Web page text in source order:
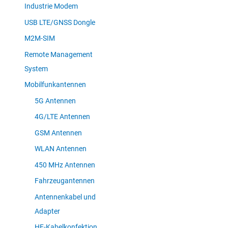
Industrie Modem
USB LTE/GNSS Dongle
M2M-SIM
Remote Management
System
Mobilfunkantennen
5G Antennen
4G/LTE Antennen
GSM Antennen
WLAN Antennen
450 MHz Antennen
Fahrzeugantennen
Antennenkabel und
Adapter